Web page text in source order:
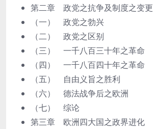
第二章 政党之抗争及制度之变更
（一） 政党之勃兴
（二） 政党之区别
（三） 一千八百三十年之革命
（四） 一千八百四十年之革命
（五） 自由义旨之胜利
（六） 德法战争后之欧洲
（七） 综论
第三章 欧洲四大国之政界进化